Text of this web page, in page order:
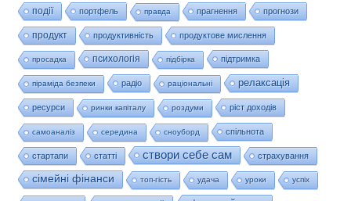
події портфель правда прагнення прогнози
продукт продуктивність продуктове мислення
просадка психологія підбірка підтримка
піраміда безпеки радіо раціональні релаксація
ресурси ринки капіталу роздуми ріст доходів
самоаналіз середина сноуборд спільнота
стартапи статті створи себе сам страхування
сімейні фінанси топ-гість удача уроки успіх